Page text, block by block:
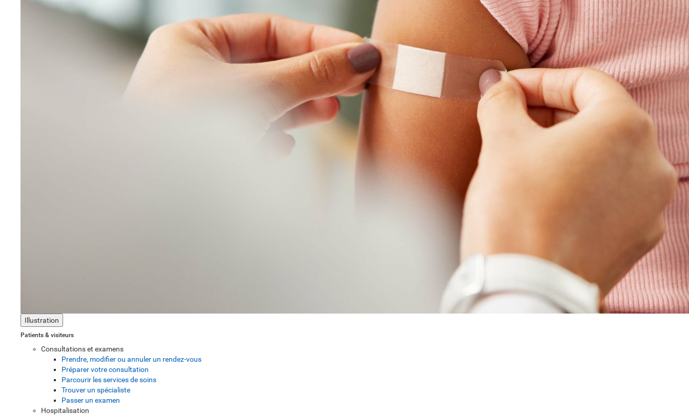
Illustration
Patients & visiteurs
Consultations et examens
Prendre, modifier ou annuler un rendez-vous
Préparer votre consultation
Parcourir les services de soins
Trouver un spécialiste
Passer un examen
Hospitalisation